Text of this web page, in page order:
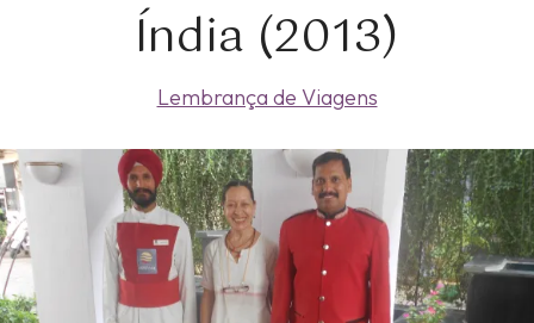
Índia (2013)
Lembrança de Viagens
Zoom